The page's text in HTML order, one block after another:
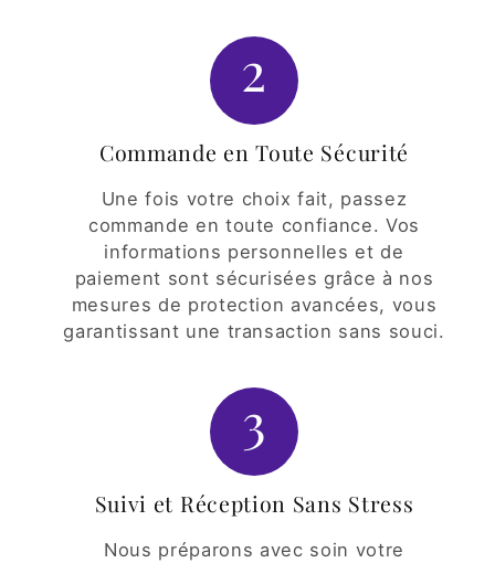
2
Commande en Toute Sécurité
Une fois votre choix fait, passez
commande en toute confiance. Vos
informations personnelles et de
paiement sont sécurisées grâce à nos
mesures de protection avancées, vous
garantissant une transaction sans souci.
3
Suivi et Réception Sans Stress
Nous préparons avec soin votre